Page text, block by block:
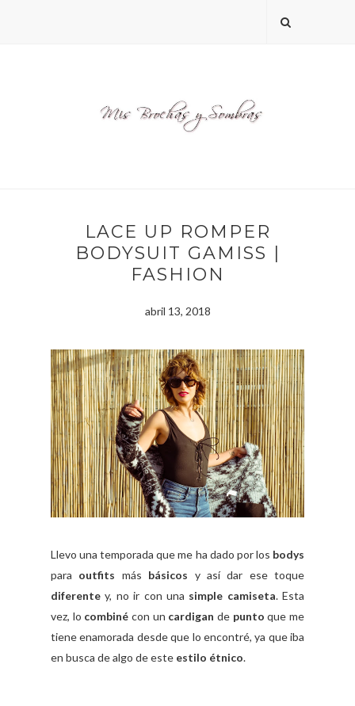
LACE UP ROMPER
BODYSUIT GAMISS |
FASHION
abril 13, 2018
Llevo una temporada que me ha dado por los bodys
para outfits más básicos y así dar ese toque
diferente y, no ir con una simple camiseta. Esta
vez, lo combiné con un cardigan de punto que me
tiene enamorada desde que lo encontré, ya que iba
en busca de algo de este estilo étnico.